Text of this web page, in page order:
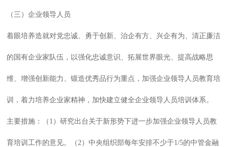
（三）企业领导人员
着眼培养造就对党忠诚、勇于创新、治企有方、兴企有为、清正廉洁
的国有企业家队伍，以强化忠诚意识、拓展世界眼光、提高战略思
维、增强创新能力、锻造优秀品行为重点，加强企业领导人员教育培
训，着力培养企业家精神，加快建立健全企业领导人员培训体系。
主要措施：（1）研究出台关于新形势下进一步加强企业领导人员教
育培训工作的意见。（2）中央组织部每年安排不少于1/5的中管金融